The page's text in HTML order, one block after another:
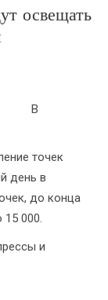
освещать
В
точек
день в
до конца
15 000.
и